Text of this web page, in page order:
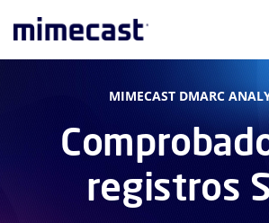
MIMECAST DMARC
registros